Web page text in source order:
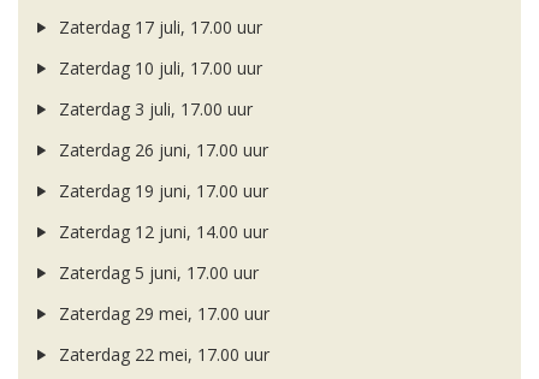
Zaterdag 17 juli, 17.00 uur
Zaterdag 10 juli, 17.00 uur
Zaterdag 3 juli, 17.00 uur
Zaterdag 26 juni, 17.00 uur
Zaterdag 19 juni, 17.00 uur
Zaterdag 12 juni, 14.00 uur
Zaterdag 5 juni, 17.00 uur
Zaterdag 29 mei, 17.00 uur
Zaterdag 22 mei, 17.00 uur